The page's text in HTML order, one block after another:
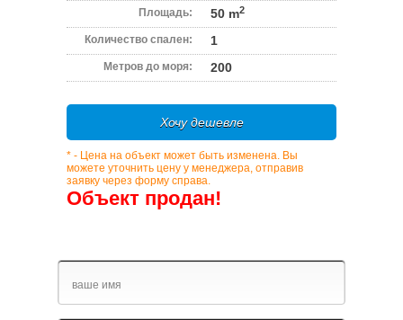
Площадь: 50 m2
Количество спален: 1
Метров до моря: 200
Хочу дешевле
* - Цена на объект может быть изменена. Вы
можете уточнить цену у менеджера, отправив
заявку через форму справа.
Объект продан!